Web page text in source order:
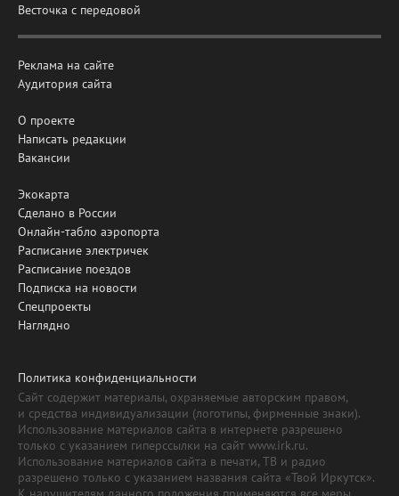
Весточка с передовой
Реклама на сайте
Аудитория сайта
О проекте
Написать редакции
Вакансии
Экокарта
Сделано в России
Онлайн-табло аэропорта
Расписание электричек
Расписание поездов
Подписка на новости
Спецпроекты
Наглядно
Политика конфиденциальности
Сайт содержит материалы, охраняемые авторским правом,
и средства индивидуализации (логотипы, фирменные знаки).
Использование материалов сайта в интернете разрешено
только с указанием гиперссылки на сайт www.irk.ru.
Использование материалов сайта в печати, ТВ и радио
разрешено только с указанием названия сайта «Твой Иркутск».